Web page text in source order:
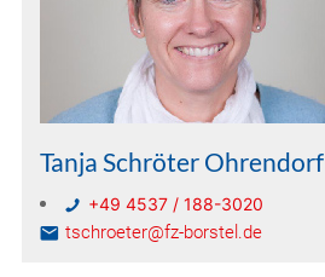
Tanja Schröter Ohrendorf
+49 4537 / 188-3020
tschroeter@fz-borstel.de